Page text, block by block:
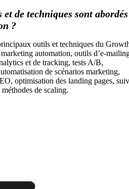
et de techniques sont abordés
?
outils et techniques du
automation, outils d’e-
et de tracking, tests A/B,
de scénarios marketing,
optimisation des landing pages,
de scaling.